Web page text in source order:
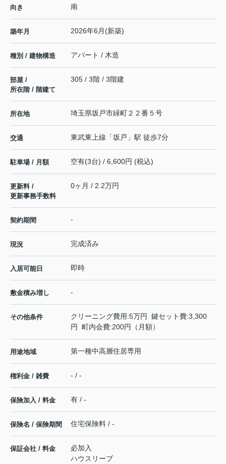
向き 南
築年月 2026年6月(新築)
種別 / 建物構造 アパート / 木造
部屋 /
所在階 / 階建て
305 / 3階 / 3階建
所在地 埼玉県坂戸市緑町２２番５号
交通 東武東上線 「坂戸 」駅 徒歩7分
駐車場 / 月額 空有(3台) / 6,600円 (税込)
更新料 /
更新事務手数料
0ヶ月 / 2.2万円
契約期間 -
現況 完成済み
入居可能日 即時
敷金積み増し -
その他条件
クリーニング費用:5万円 鍵セット費:3,300
円 町内会費:200円（月額）
用途地域 第一種中高層住居専用
権利金 / 雑費 - / -
保険加入 / 料金 有 / -
保険名 / 保険期間 住宅保険料 / -
保証会社 / 料金
必加入
ハウスリーブ